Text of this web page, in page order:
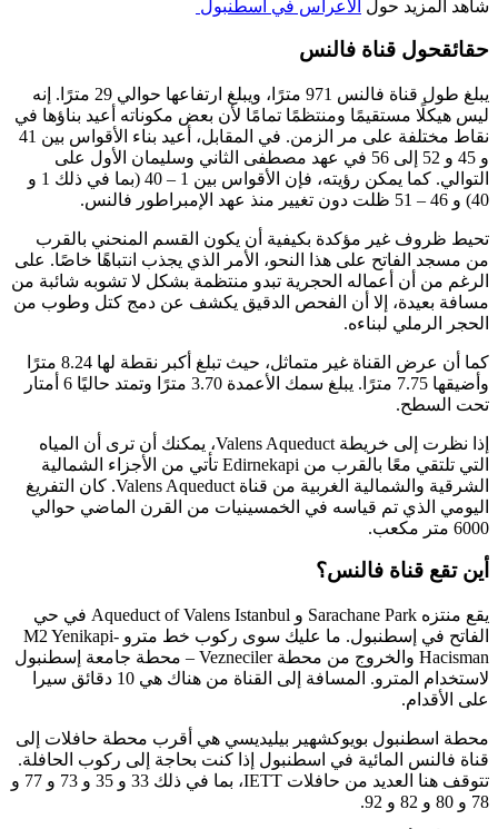
شاهد المزيد حول الاعراس في اسطنبول
حقائقحول قناة فالنس
يبلغ طول قناة فالنس 971 مترًا، ويبلغ ارتفاعها حوالي 29 مترًا. إنه
ليس هيكلًا مستقيمًا ومنتظمًا تمامًا لأن بعض مكوناته أعيد بناؤها في
نقاط مختلفة على مر الزمن. في المقابل، أعيد بناء الأقواس بين 41
و 45 و 52 إلى 56 في عهد مصطفى الثاني وسليمان الأول على
التوالي. كما يمكن رؤيته، فإن الأقواس بين 1 – 40 (بما في ذلك 1 و
40) و 46 – 51 ظلت دون تغيير منذ عهد الإمبراطور فالنس.
تحيط ظروف غير مؤكدة بكيفية أن يكون القسم المنحني بالقرب
من مسجد الفاتح على هذا النحو، الأمر الذي يجذب انتباهًا خاصًا. على
الرغم من أن أعماله الحجرية تبدو منتظمة بشكل لا تشوبه شائبة من
مسافة بعيدة، إلا أن الفحص الدقيق يكشف عن دمج كتل وطوب من
الحجر الرملي لبناءه.
كما أن عرض القناة غير متماثل، حيث تبلغ أكبر نقطة لها 8.24 مترًا
وأضيقها 7.75 مترًا. يبلغ سمك الأعمدة 3.70 مترًا وتمتد حاليًا 6 أمتار
تحت السطح.
إذا نظرت إلى خريطة Valens Aqueduct، يمكنك أن ترى أن المياه
التي تلتقي معًا بالقرب من Edirnekapi تأتي من الأجزاء الشمالية
الشرقية والشمالية الغربية من قناة Valens Aqueduct. كان التفريغ
اليومي الذي تم قياسه في الخمسينيات من القرن الماضي حوالي
6000 متر مكعب.
أين تقع قناة فالنس؟
يقع منتزه Sarachane Park و Aqueduct of Valens Istanbul في حي
الفاتح في إسطنبول. ما عليك سوى ركوب خط مترو M2 Yenikapi-
Hacisman والخروج من محطة Vezneciler – محطة جامعة إسطنبول
لاستخدام المترو. المسافة إلى القناة من هناك هي 10 دقائق سيرا
على الأقدام.
محطة اسطنبول بويوكشهير بيليديسي هي أقرب محطة حافلات إلى
قناة فالنس المائية في اسطنبول إذا كنت بحاجة إلى ركوب الحافلة.
تتوقف هنا العديد من حافلات IETT، بما في ذلك 33 و 35 و 73 و 77 و
78 و 80 و 82 و 92.